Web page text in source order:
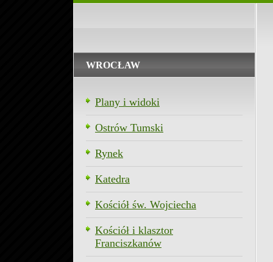
WROCŁAW
Plany i widoki
Ostrów Tumski
Rynek
Katedra
Kościół św. Wojciecha
Kościół i klasztor
Franciszkanów